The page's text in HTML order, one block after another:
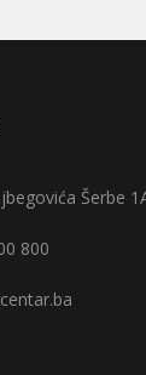
Šerbe
800